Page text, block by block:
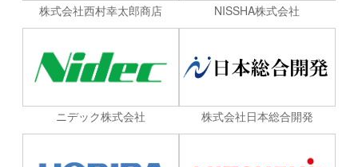
株式会社西村幸太郎商店 NISSHA株式会社
ニデック株式会社 株式会社日本総合開発